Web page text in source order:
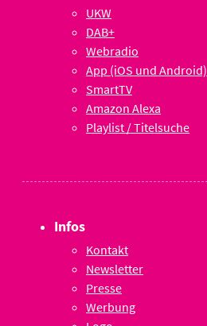
UKW
DAB+
Webradio
App (iOS und Android)
SmartTV
Amazon Alexa
Playlist / Titelsuche
Infos
Kontakt
Newsletter
Presse
Werbung